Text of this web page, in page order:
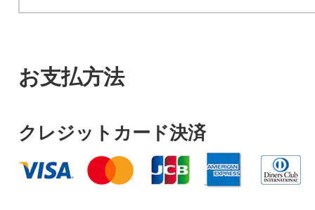
お支払方法
クレジットカード決済